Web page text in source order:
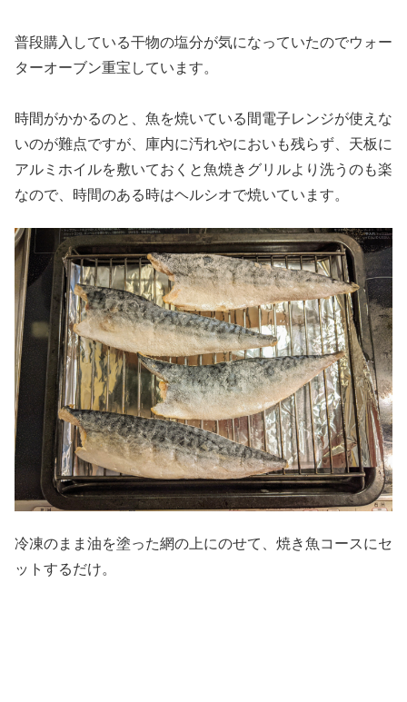
普段購入している干物の塩分が気になっていたのでウォー
ターオーブン重宝しています。
時間がかかるのと、魚を焼いている間電子レンジが使えな
いのが難点ですが、庫内に汚れやにおいも残らず、天板に
アルミホイルを敷いておくと魚焼きグリルより洗うのも楽
なので、時間のある時はヘルシオで焼いています。
冷凍のまま油を塗った網の上にのせて、焼き魚コースにセ
ットするだけ。